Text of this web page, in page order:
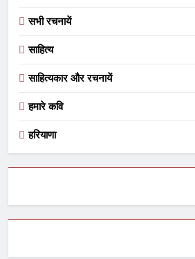
सभी रचनायें
साहित्य
साहित्यकार और रचनायें
हमारे कवि
हरियाणा